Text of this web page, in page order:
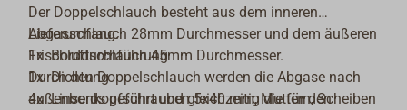
Der Doppelschlauch besteht aus dem inneren
Abgasschlauch 28mm Durchmesser und dem äußeren
Frischluftschlauch 45mm Durchmesser.
Durch den Doppelschlauch werden die Abgase nach
außenbords geführt und gleichzeitig die für den
Lieferumfang:
1x Borddurchführung
1x Dichtung
4x Linsenkopfschrauben 5x40 mm, Muttern, Scheiben